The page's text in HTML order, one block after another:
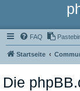
FAQ
Startseite
Die